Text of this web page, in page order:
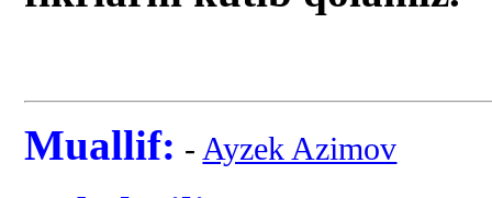
Muallif: - Ayzek Azimov